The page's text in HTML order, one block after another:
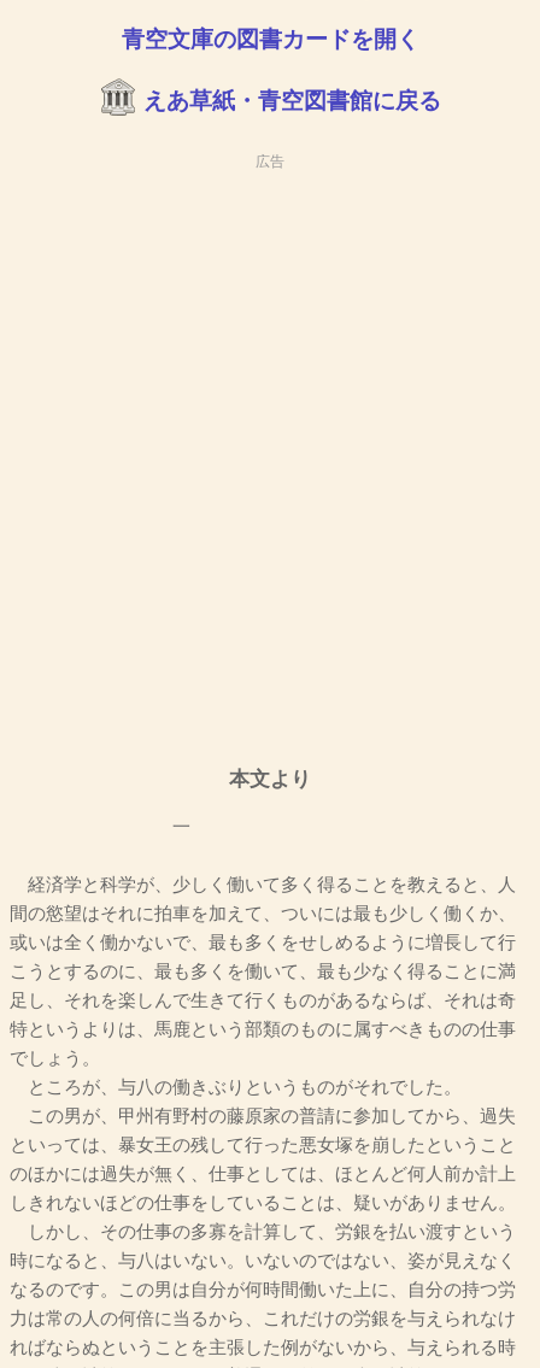
青空文庫の図書カードを開く
えあ草紙・青空図書館に戻る
広告
本文より
一
経済学と科学が、少しく働いて多く得ることを教えると、人
間の慾望はそれに拍車を加えて、ついには最も少しく働くか、
或いは全く働かないで、最も多くをせしめるように増長して行
こうとするのに、最も多くを働いて、最も少なく得ることに満
足し、それを楽しんで生きて行くものがあるならば、それは奇
特というよりは、馬鹿という部類のものに属すべきものの仕事
でしょう。
ところが、与八の働きぶりというものがそれでした。
この男が、甲州有野村の藤原家の普請に参加してから、過失
といっては、暴女王の残して行った悪女塚を崩したということ
のほかには過失が無く、仕事としては、ほとんど何人前か計上
しきれないほどの仕事をしていることは、疑いがありません。
しかし、その仕事の多寡を計算して、労銀を払い渡すという
時になると、与八はいない。いないのではない、姿が見えなく
なるのです。この男は自分が何時間働いた上に、自分の持つ労
力は常の人の何倍に当るから、これだけの労銀を与えられなけ
ればならぬということを主張した例がないから、与えられる時